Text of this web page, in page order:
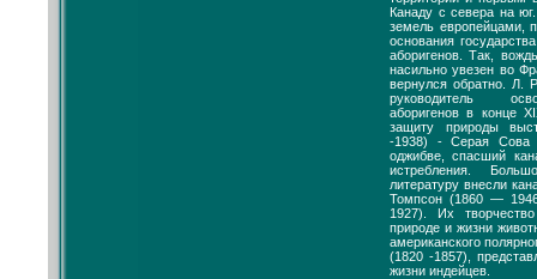
Канаду с севера на
земель европейцами,
основания
аборигенов. Так,
насильно увезен во
вернулся обратно. Л.
руководитель
аборигенов в конце
защиту природы
-1938) - Серая Сова
оджибве, спасший
истребления.
литературу внесли
Томпсон (1860 —
1927). Их
природе и жизни
американского
(1820 -1857),
жизни индейцев.